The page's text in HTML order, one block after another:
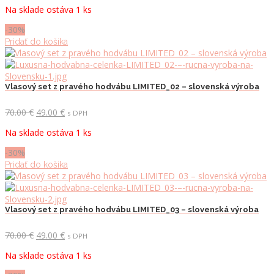
bola:
je:
Na sklade ostáva 1 ks
-30%
Pridať do košíka
Vlasový set z pravého hodvábu LIMITED_02 – slovenská výroba
70.00€ Pôvodná
bola:
49.00 €Aktuálna
je:
s DPH
Na sklade ostáva 1 ks
-30%
Pridať do košíka
Vlasový set z pravého hodvábu LIMITED_03 – slovenská výroba
70.00€ Pôvodná
bola:
49.00 €Aktuálna
je:
s DPH
Na sklade ostáva 1 ks